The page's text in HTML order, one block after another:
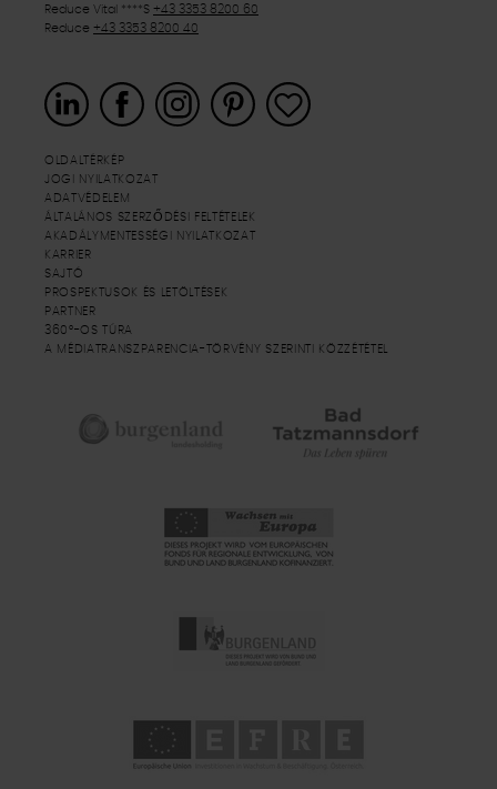
Reduce Vital ****S +43 3353 8200 60
Reduce +43 3353 8200 40
OLDALTÉRKÉP
JOGI NYILATKOZAT
ADATVÉDELEM
ÁLTALÁNOS SZERZŐDÉSI FELTÉTELEK
AKADÁLYMENTESSÉGI NYILATKOZAT
KARRIER
SAJTÓ
PROSPEKTUSOK ÉS LETÖLTÉSEK
PARTNER
360°-OS TÚRA
A MÉDIATRANSZPARENCIA-TÖRVÉNY SZERINTI KÖZZÉTÉTEL